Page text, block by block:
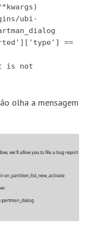
ubi-
==
is not
olha a mensagem